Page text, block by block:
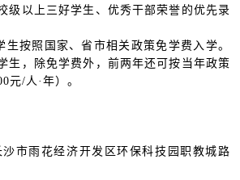
级以上三好学生、优秀干部荣誉的优先录
生按照国家、省市相关政策免学费入学。
生，除免学费外，前两年还可按当年政策
元/人·年）。
市雨花经济开发区环保科技园职教城路